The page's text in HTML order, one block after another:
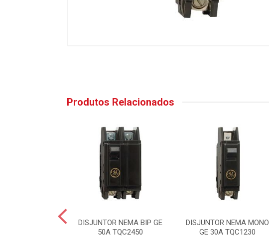
Produtos Relacionados
DISJUNTOR NEMA BIP GE
50A TQC2450
DISJUNTOR NEMA MONO
GE 30A TQC1230